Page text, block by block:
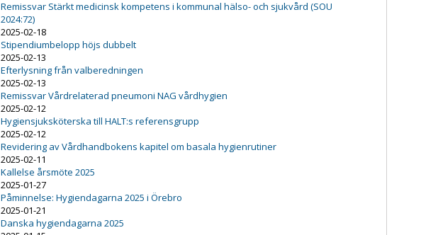
Remissvar Stärkt medicinsk kompetens i kommunal hälso- och sjukvård (SOU
2024:72)
2025-02-18
Stipendiumbelopp höjs dubbelt
2025-02-13
Efterlysning från valberedningen
2025-02-13
Remissvar Vårdrelaterad pneumoni NAG vårdhygien
2025-02-12
Hygiensjuksköterska till HALT:s referensgrupp
2025-02-12
Revidering av Vårdhandbokens kapitel om basala hygienrutiner
2025-02-11
Kallelse årsmöte 2025
2025-01-27
Påminnelse: Hygiendagarna 2025 i Örebro
2025-01-21
Danska hygiendagarna 2025